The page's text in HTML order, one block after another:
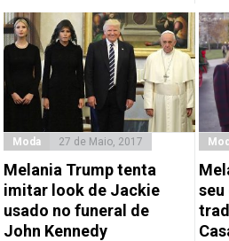
Moda 27 de Maio, 2017
Melania Trump tenta
imitar look de Jackie
usado no funeral de
John Kennedy
seu